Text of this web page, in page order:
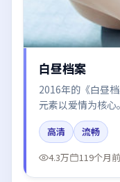
白昼档案
2016年的《白昼
元素以爱情为核
张译、梁朝伟、
尾留白引发讨论。
高清
流畅
4.3万
119个月前